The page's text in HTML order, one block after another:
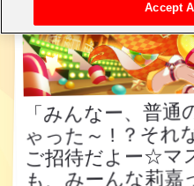
「みんなー、普
ゃった～ ! ？それ
ご招待だよー☆マ
も、みーんな莉
「みんなー、普
ゃった～ ! ？それ
ご招待だよー☆マ
も、みーんな莉嘉
Accept